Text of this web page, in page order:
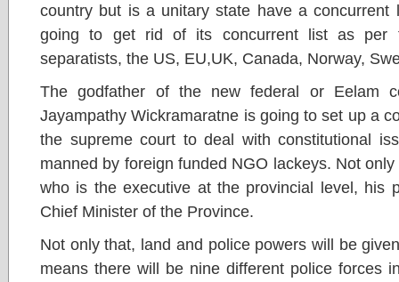
country but is a unitary state have a concurrent
going to get rid of its concurrent list as per
separatists, the US, EU,UK, Canada, Norway,
The godfather of the new federal or Eelam
Jayampathy Wickramaratne is going to set up a
the supreme court to deal with constitutional
manned by foreign funded NGO lackeys. Not
who is the executive at the provincial level, his
Chief Minister of the Province.
Not only that, land and police powers will be
means there will be nine different police forces